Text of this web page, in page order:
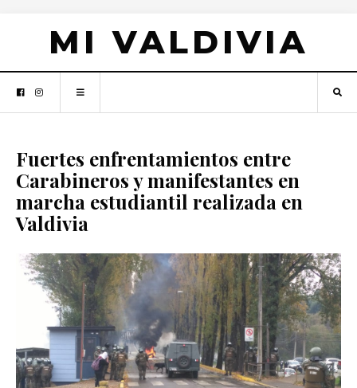
MI VALDIVIA
Fuertes enfrentamientos entre
Carabineros y manifestantes en
marcha estudiantil realizada en
Valdivia